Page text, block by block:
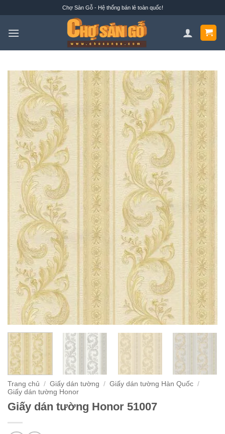
nội
Chợ Sàn Gỗ - Hệ thống bán lẻ toàn quốc!
Trang chủ / Giấy dán tường / Giấy dán tường Hàn Quốc /
Giấy dán tường Honor
Giấy dán tường Honor 51007